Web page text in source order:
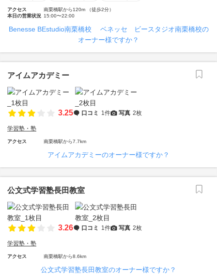
アクセス
南栗橋駅から120m （徒歩2分）
本日の営業状況 15:00〜22:00
Benesse BEstudio南栗橋校 ベネッセ ビースタジオ南栗橋校の
オーナー様ですか？
アイムアカデミー
3.25 口コミ 1件 写真 2枚
学習塾・塾
アクセス 南栗橋駅から7.7km
アイムアカデミーのオーナー様ですか？
公文式学習塾長田教室
3.26 口コミ 1件 写真 2枚
学習塾・塾
アクセス 南栗橋駅から8.6km
公文式学習塾長田教室のオーナー様ですか？